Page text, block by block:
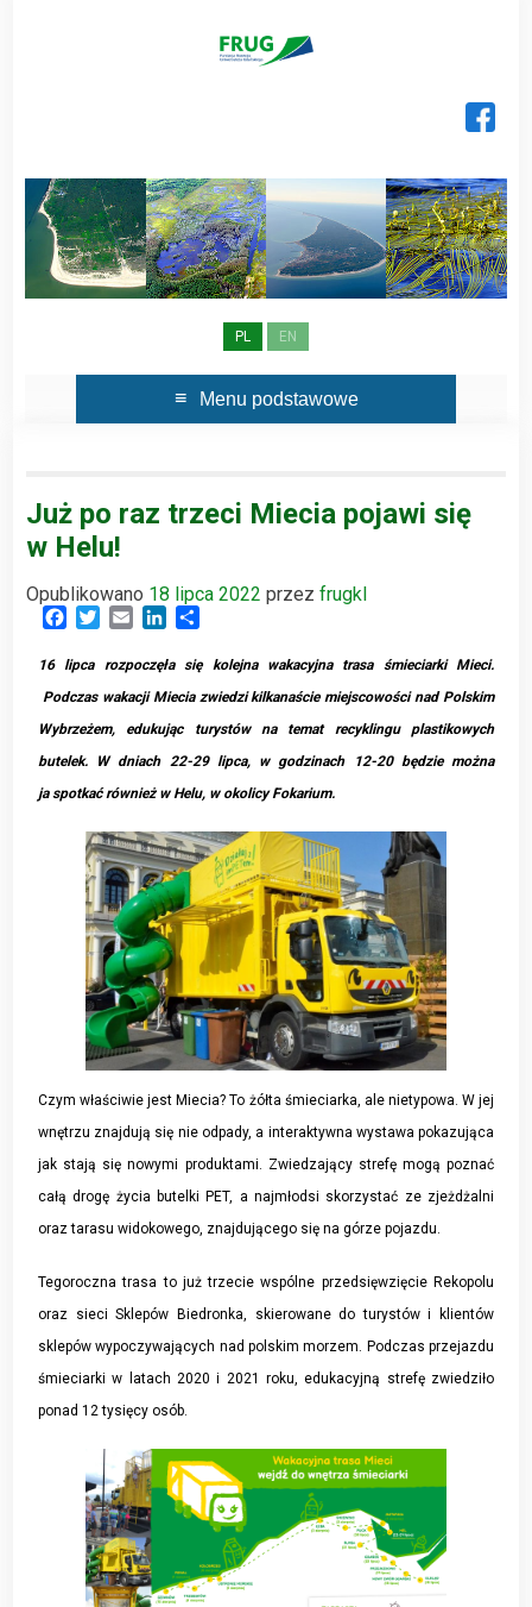
PL EN
Menu podstawowe
Już po raz trzeci Miecia pojawi się
w Helu!
Opublikowano 18 lipca 2022 przez frugkl
Facebook
TwitterEmail LinkedIn
16 lipca rozpoczęła się kolejna wakacyjna trasa śmieciarki Mieci.
Podczas wakacji Miecia zwiedzi kilkanaście miejscowości nad Polskim
Wybrzeżem, edukując turystów na temat recyklingu plastikowych
butelek. W dniach 22-29 lipca, w godzinach 12-20 będzie można
ja spotkać również w Helu, w okolicy Fokarium.
Czym właściwie jest Miecia? To żółta śmieciarka, ale nietypowa. W jej
wnętrzu znajdują się nie odpady, a interaktywna wystawa pokazująca
jak stają się nowymi produktami. Zwiedzający strefę mogą poznać
całą drogę życia butelki PET, a najmłodsi skorzystać ze zjeżdżalni
oraz tarasu widokowego, znajdującego się na górze pojazdu.
Tegoroczna trasa to już trzecie wspólne przedsięwzięcie Rekopolu
oraz sieci Sklepów Biedronka, skierowane do turystów i klientów
sklepów wypoczywających nad polskim morzem. Podczas przejazdu
śmieciarki w latach 2020 i 2021 roku, edukacyjną strefę zwiedziło
ponad 12 tysięcy osób.